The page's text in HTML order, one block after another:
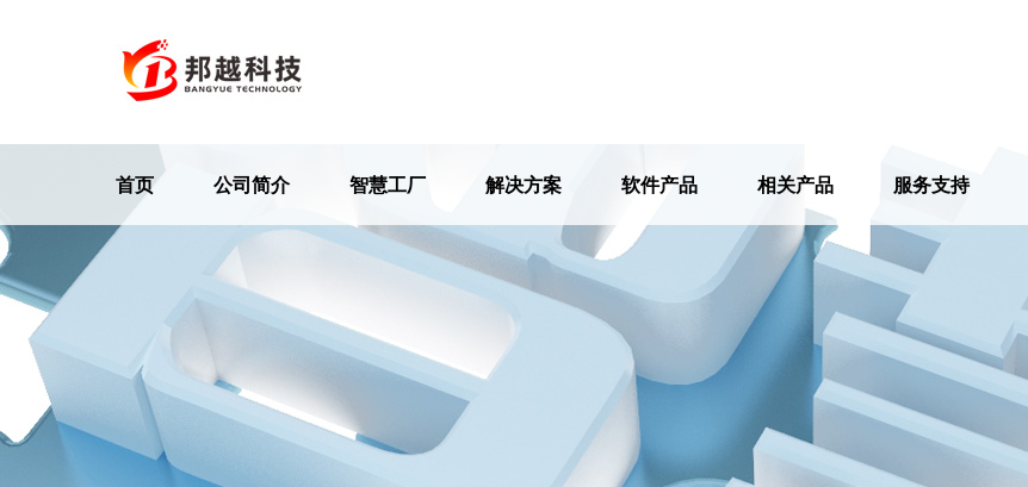
首页 公司简介 智慧工厂 解决方案 软件产品 相关产品 服务支持